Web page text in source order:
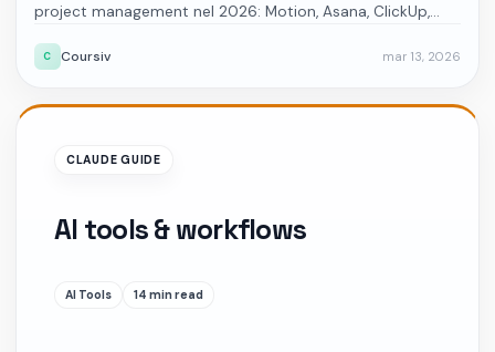
project management nel 2026: Motion, Asana, ClickUp,
pianificazione, automazione e adattamento al team.
C Coursiv mar 13, 2026
CLAUDE GUIDE
AI tools & workflows
AI Tools 14 min read